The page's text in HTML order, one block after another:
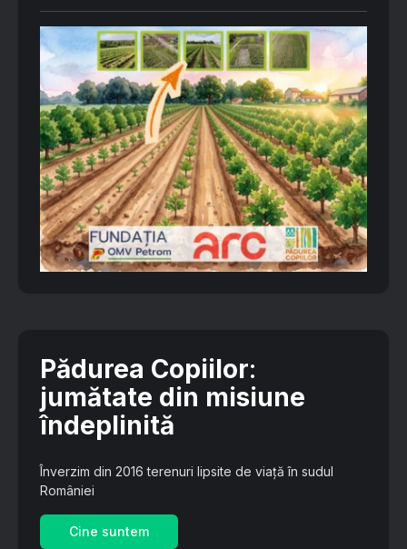
Pădurea Copiilor:
jumătate din misiune
îndeplinită
Înverzim din 2016 terenuri lipsite de viață în sudul
României
Cine suntem